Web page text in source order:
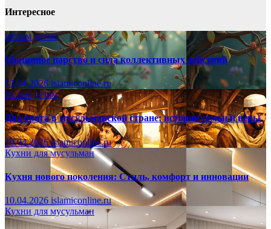
Интересное
Ислам детям
Мышиное царство и сила коллективных действий
13.04.2026 islamiconline.ru
Ислам детям
Два брата в мусульманской стране: история семьи и веры
10.04.2026islamiconline.ru
Кухни для мусульман
Кухня нового поколения: Стиль, комфорт и инновации
10.04.2026 islamiconline.ru
Кухни для мусульман